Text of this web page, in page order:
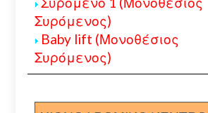
Συρόμενος)
Baby lift (Μονοθέσιος
Συρόμενος)